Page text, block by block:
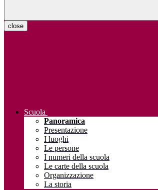
close
Scuola
Panoramica
Presentazione
I luoghi
Le persone
I numeri della scuola
Le carte della scuola
Organizzazione
La storia